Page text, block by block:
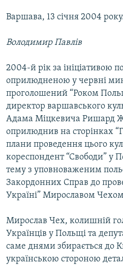
СВІТ
КИТАЙ.ВИКЛИКИ
МУЛЬТИМЕДІА
ФОТО
СПЕЦПРОЄКТИ
ПОДКАСТИ
КРИМ РЕАЛІЇ
РУС
УКР
КТАТ
ДОЛУЧАЙСЯ!
Варшава, 13 січня 2004
Володимир Павлів
2004-й рік за ініціативою
оприлюдненою у червні
проголошений “Роком
директор варшавського
Адама Міцкевича Ришард
оприлюднив на сторінках
плани проведення цього
кореспондент “Свободи” у
тему з уповноваженим
Закордонних Справ до
Україні” Мирославом
Мирослав Чех, колишній
Українців у Польщі та
саме днями збирається до
українською стороною